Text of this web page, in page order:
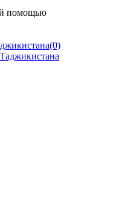
помощью
(0)